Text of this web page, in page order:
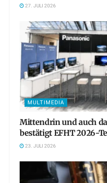
27. JULI 2026
MULTIMEDIA
Mittendrin und auch
bestätigt EFHT 2026-
23. JULI 2026